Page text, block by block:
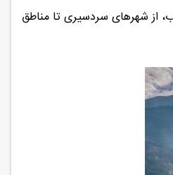
از شهرهای سردسیری تا مناطق